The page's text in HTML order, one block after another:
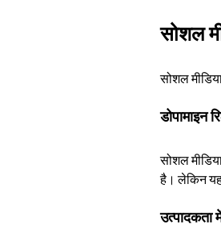
सोशल
सोशल
डोपामाइन
सोशल
है। लेकिन यह
उत्पादकता